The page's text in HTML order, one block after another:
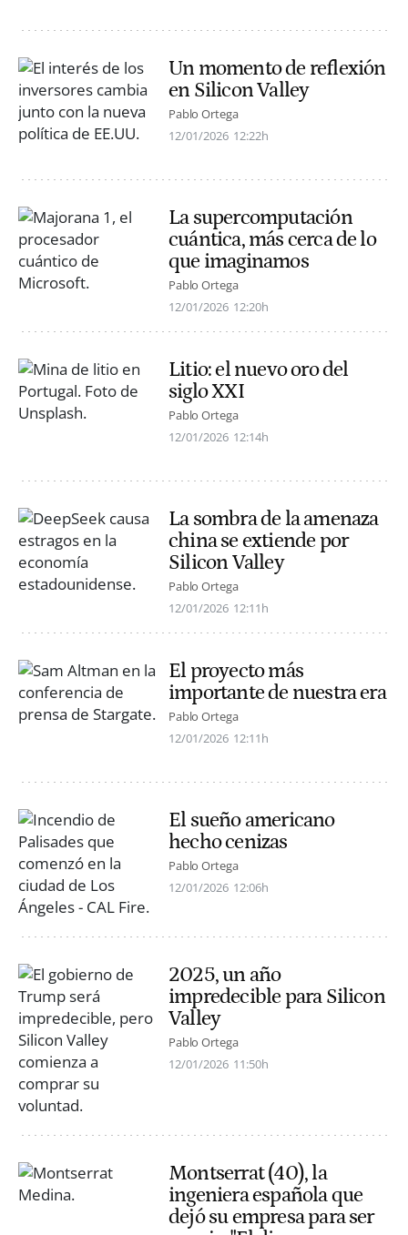
Un momento de reflexión
en Silicon Valley
Pablo Ortega
12/01/2026 12:22h
La supercomputación
cuántica, más cerca de lo
que imaginamos
Pablo Ortega
12/01/2026 12:20h
Litio: el nuevo oro del
siglo XXI
Pablo Ortega
12/01/2026 12:14h
La sombra de la amenaza
china se extiende por
Silicon Valley
Pablo Ortega
12/01/2026 12:11h
El proyecto más
importante de nuestra era
Pablo Ortega
12/01/2026 12:11h
El sueño americano
hecho cenizas
Pablo Ortega
12/01/2026 12:06h
2025, un año
impredecible para Silicon
Valley
Pablo Ortega
12/01/2026 11:50h
Montserrat (40), la
ingeniera española que
dejó su empresa para ser